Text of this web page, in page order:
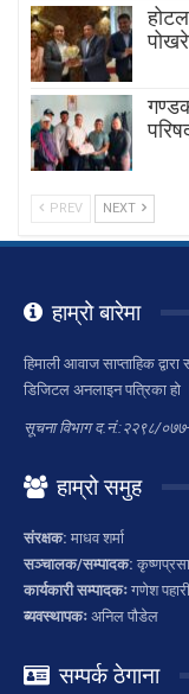
PREV NEXT
हाम्रो बारेमा
हिमाली आवाज साप्ताहिक
डिजिटल अनलाइन पत्रिका हो
सूचना विभाग द.नं.:२२९८/
हाम्रो समुह
संरक्षक: माधव शर्मा
सञ्चालक/सम्पादक:
कार्यकारी सम्पादकः गणेश पहारी
ब्यवस्थापकः अनिल पौडेल
सम्पर्क ठेगाना